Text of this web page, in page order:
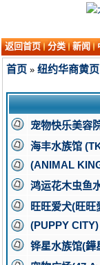
返回首页 分类 新闻
首页 » 纽约华商黄页
宠物快乐美容
海丰水族馆
(ANIMAL
鸿运花木虫鱼
旺旺爱犬(旺旺
(PUPPY CITY)
铧星水族馆(鏵